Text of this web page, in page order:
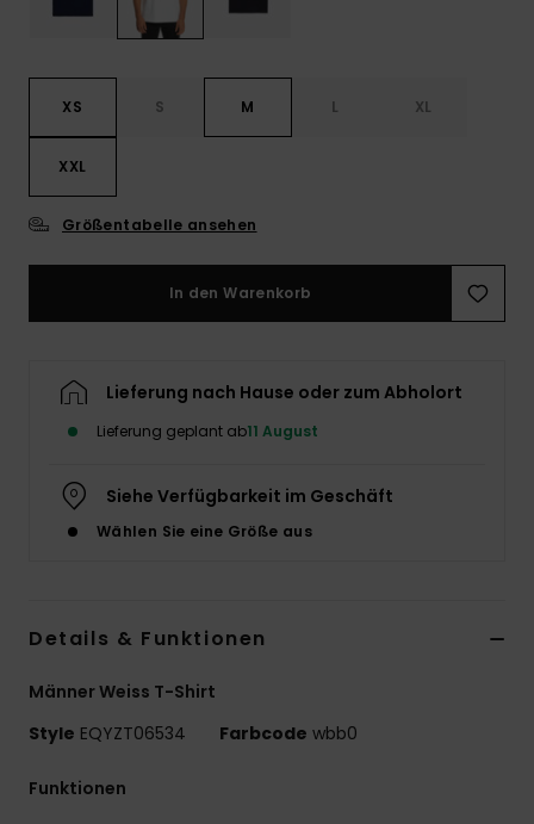
XS S M L XL
XXL
Größentabelle ansehen
In den Warenkorb
Lieferung nach Hause oder zum Abholort
Lieferung geplant ab11 August
Siehe Verfügbarkeit im Geschäft
Wählen Sie eine Größe aus
Details & Funktionen
Männer Weiss T-Shirt
Style EQYZT06534 Farbcode wbb0
Funktionen